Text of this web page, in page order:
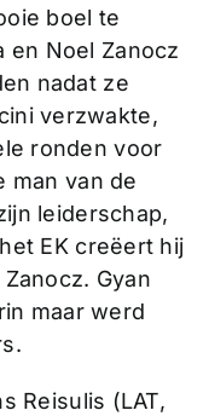
boel te
en Noel Zanocz
nadat ze
verzwakte,
ronden voor
man van de
leiderschap,
EK creëert hij
Gyan
maar werd
Reisulis (LAT,